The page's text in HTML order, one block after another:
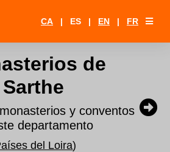
CA | ES | EN | FR
de
Sarthe
y conventos
departamento
del Loira)